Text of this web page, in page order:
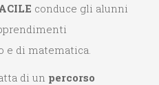
conduce gli alunni
di matematica.
di un percorso